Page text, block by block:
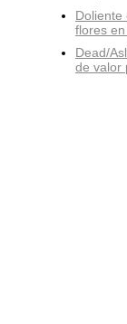
Doliente
flores en
Dead/
de valor